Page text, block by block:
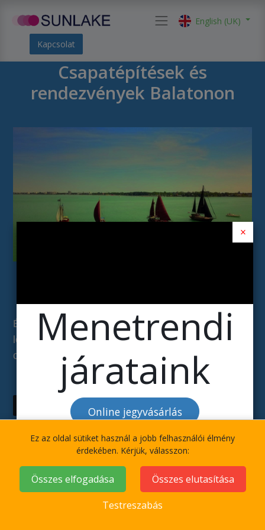
English (UK)
Kapcsolat
Csapatépítések és
rendezvények Balatonon
×
Menetrendi
járataink
Online jegyvásárlás
Csapatépítés Balatonon
Élmény és feladat specifikus programok a Balaton
legnagyobb 40-70 fős vitorláshajóival. Vitorlás
csapatépítések tematikus feladatokkal.
A csapatépítések érdekelnek
Ez az oldal sütiket használ a jobb felhasználói élmény
érdekében. Kérjük, válasszon:
Összes elfogadása
Összes elutasítása
Testreszabás